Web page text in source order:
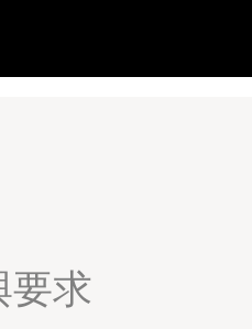
网入口-黄网
要求